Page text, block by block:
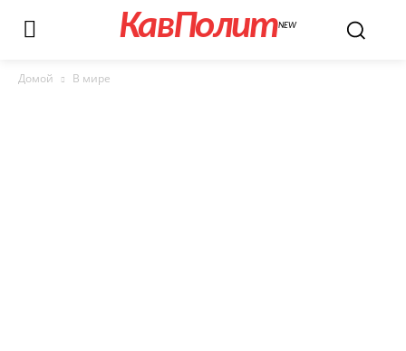
КавПолитNEW
Домой В мире